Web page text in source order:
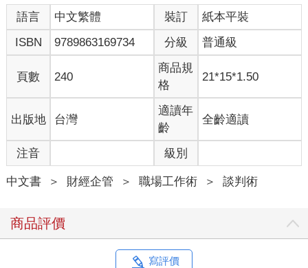
的利益將大有好處；如果未達到，也不至於損害己方的利益。
一位熱氣球探險專家計劃從倫敦飛往巴黎。 他對自己此次行動的
• 我希望能順利抵達巴黎。
• 其實，只要不掉到英吉利海峽，我就心滿意足了。
注意：談判是從實際出發的，理想目標固然要遵循「求乎其上，
得乎其中」的原則，但絕不是漫天要價、無理取鬧。
星期六，我到菜市上買小黃瓜。 小販甲開價一斤50元，不能還
價我把價格壓到50元，高興地買了兩斤。 此外，我還帶著砍價成
功的喜悅，買了他一大把三星蔥呢！
同樣都是50元，我為什麼還願意磨老半天嘴皮子去買要價60元的
語言 中文繁體 裝訂
紙本平裝
ISBN
9789863169734 分級 普通級
頁數 240
商品規
格
21*15*1.50
出版地 台灣
適讀年
齡
全齡適讀
注音 級別
中文書 ＞ 財經企管 ＞ 職場工作術 ＞ 談判術
商品評價
寫評價